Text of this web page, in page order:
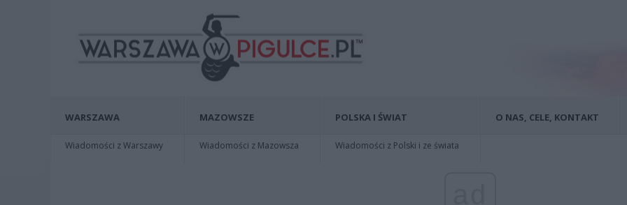
WARSZAWA
Wiadomości z Warszawy
MAZOWSZE
Wiadomości z Mazowsza
POLSKA I ŚWIAT
Wiadomości z Polski i ze świata
O NAS, CELE, KONTAKT